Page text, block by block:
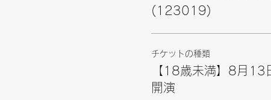
(123019)
チケットの種類
【18歳未満】8月
開演